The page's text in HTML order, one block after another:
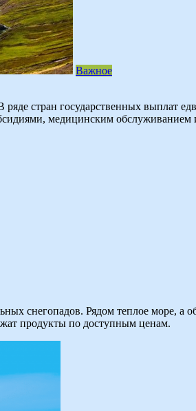
Важное
стран государственных выплат
медицинским
снегопадов. Рядом теплое море,
продукты по доступным ценам.